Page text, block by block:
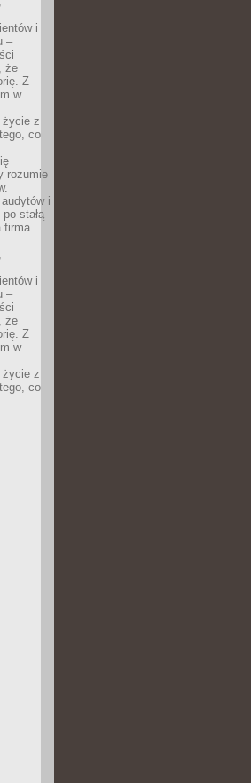
i
–
że
Z
w
życie z
co
rozumie
i
stałą
firma
i
–
że
Z
w
życie z
co